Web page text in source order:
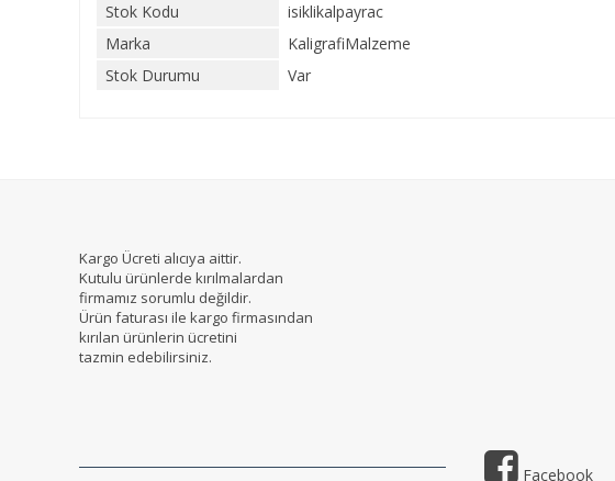
Stok Kodu
isiklikalpayrac
Marka
KaligrafiMalzeme
Stok Durumu
Var
Kargo Ücreti alıcıya aittir.
Kutulu ürünlerde kırılmalardan
firmamız sorumlu değildir.
Ürün faturası ile kargo firmasından
kırılan ürünlerin ücretini
tazmin edebilirsiniz.
Facebook